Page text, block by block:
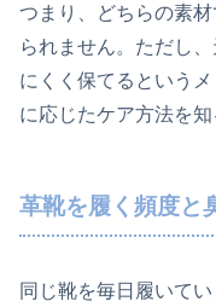
つまり、どちらの素
られません。ただし
にくく保てるという
に応じたケア方法を知
革靴を履く頻度と
同じ靴を毎日履いて